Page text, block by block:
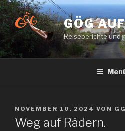
Zum
Inhalt
springen
GÖG
Reiseberichte und
VERÖFFENTLICHT
AM
NOVEMBER 10, 2024 VON GG
Weg auf Rädern.